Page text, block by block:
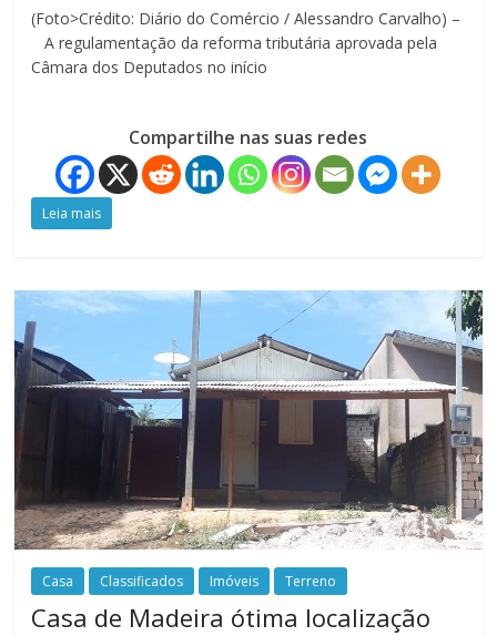
(Foto>Crédito: Diário do Comércio / Alessandro Carvalho) –
A regulamentação da reforma tributária aprovada pela
Câmara dos Deputados no início
Compartilhe nas suas redes
Leia mais
Casa Classificados Imóveis Terreno
Casa de Madeira ótima localização